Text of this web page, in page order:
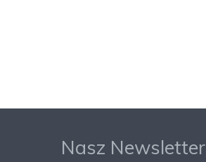
Nasz Newsletter